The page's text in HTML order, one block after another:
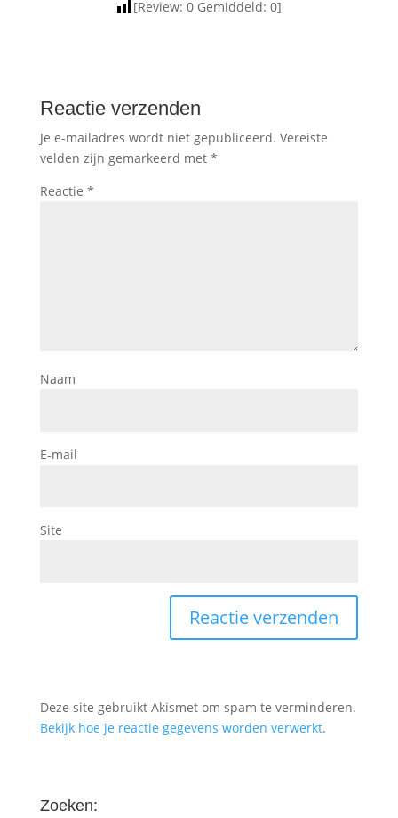
[Review:0 Gemiddeld:0]
Reactie verzenden
Je e-mailadres wordt niet gepubliceerd. Vereiste
velden zijn gemarkeerd met *
Reactie *
Naam
E-mail
Site
Deze site gebruikt Akismet om spam te verminderen.
Bekijk hoe je reactie gegevens worden verwerkt.
Zoeken: